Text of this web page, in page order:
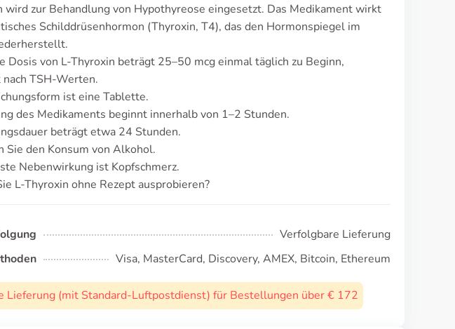
wird zur Behandlung von Hypothyreose eingesetzt. Das Medikament wirkt
Schilddrüsenhormon (Thyroxin, T4), das den Hormonspiegel im
Dosis von L-Thyroxin beträgt 25–50 mcg einmal täglich zu Beginn,
nach TSH-Werten.
ist eine Tablette.
des Medikaments beginnt innerhalb von 1–2 Stunden.
beträgt etwa 24 Stunden.
Sie den Konsum von Alkohol.
Nebenwirkung ist Kopfschmerz.
L-Thyroxin ohne Rezept ausprobieren?
Verfolgbare Lieferung
Visa, MasterCard, Discovery, AMEX, Bitcoin, Ethereum
Lieferung (mit Standard-Luftpostdienst) für Bestellungen über € 172